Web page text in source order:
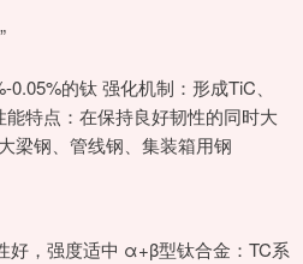
的钛 强化机制：形成TiC、
特点：在保持良好韧性的同时大
梁钢、管线钢、集装箱用钢
好，强度适中 α+β型钛合金：TC系